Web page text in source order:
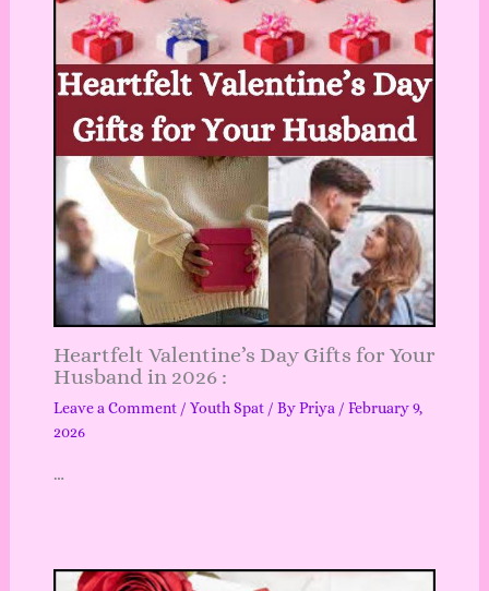
Heartfelt Valentine’s Day Gifts for Your
Husband in 2026 :
Leave a Comment / Youth Spat/ ByPriya / February 9,
2026
…